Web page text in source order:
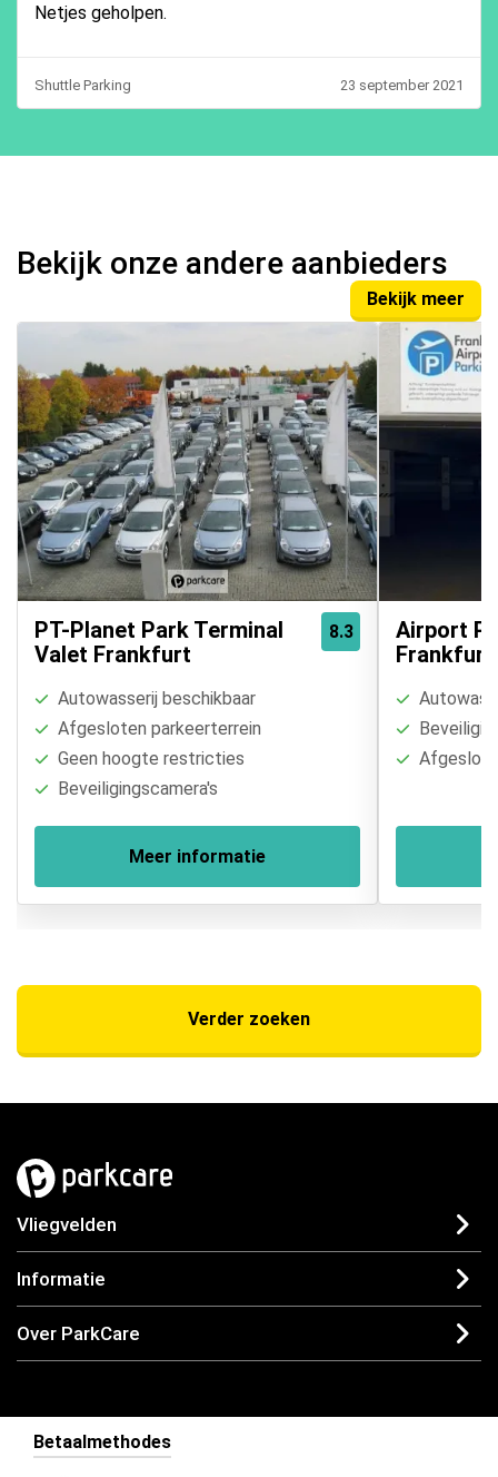
Netjes geholpen.
Shuttle Parking 23 september 2021
Bekijk onze andere aanbieders
Bekijk meer
8.3
PT-Planet Park Terminal
Valet Frankfurt
Autowasserij beschikbaar
Afgesloten parkeerterrein
Geen hoogte restricties
Beveiligingscamera's
Meer informatie
Airport
Frankfurt
Verder zoeken
Vliegvelden
Informatie
Over ParkCare
Betaalmethodes